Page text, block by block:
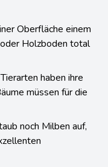
Oberfläche einem
Holzboden total
haben ihre
müssen für die
noch Milben auf,